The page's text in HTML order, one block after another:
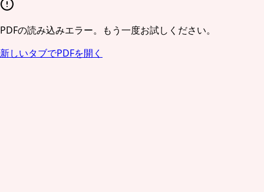
PDFの読み込みエラー。もう一度お試しください。
新しいタブでPDFを開く